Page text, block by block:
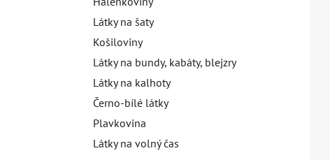
Látky na šaty
Košiloviny
Látky na bundy, kabáty, blejzry
Látky na kalhoty
Černo-bílé látky
Plavkovina
Látky na volný čas